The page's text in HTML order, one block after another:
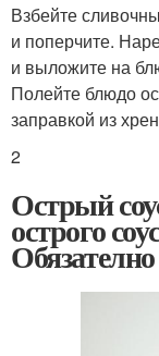
Взбейте
и поперчите.
и выложите на
Полейте блюдо
заправкой из
2
Острый
острого